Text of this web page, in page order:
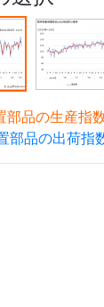
部品の生産指
部品の出荷指